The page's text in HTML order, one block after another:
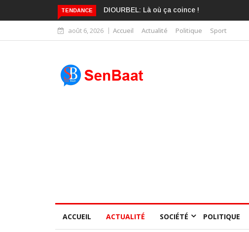
TENDANCE KARIME WADE EST DÉJÀ BLANCHI PAR
août 6, 2026 Accueil Actualité Politique Sport
ACCUEIL ACTUALITÉ SOCIÉTÉ POLITIQUE